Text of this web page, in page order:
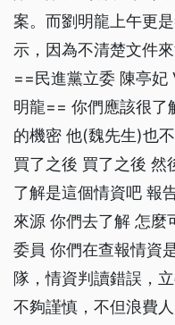
案。而劉明龍上午更
示，因為不清楚文件
==民進黨立委 陳亭妃
明龍== 你們應該很了
的機密 他(魏先生)也
買了之後 買了之後 然
了解是這個情資吧 報
來源 你們去了解 怎麼
委員 你們在查報情資
隊，情資判讀錯誤，
不夠謹慎，不但浪費